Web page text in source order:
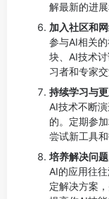
解最新的进展
加入社区和
参与AI相关
块、AI技术
习者和专家
持续学习与
AI技术不断
的。定期参加
尝试新工具
培养解决问
AI的应用往
定解决方案